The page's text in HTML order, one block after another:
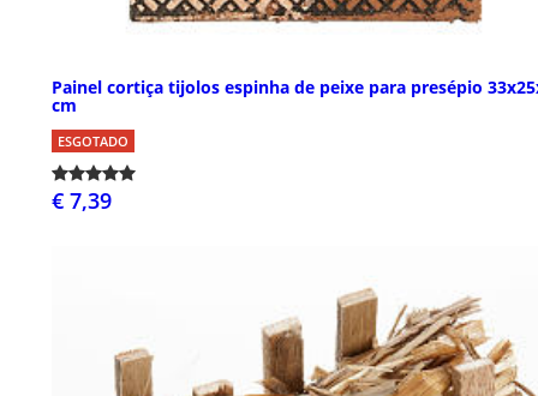
Painel cortiça tijolos espinha de peixe para presépio
cm
ESGOTADO
€ 7,39